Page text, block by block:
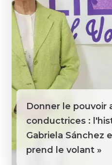
Donner le pouvoir
conductrices :
Gabriela Sánchez
prend le volant »